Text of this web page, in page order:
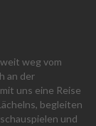
weg vom
an der
uns eine Reise
begleiten
und